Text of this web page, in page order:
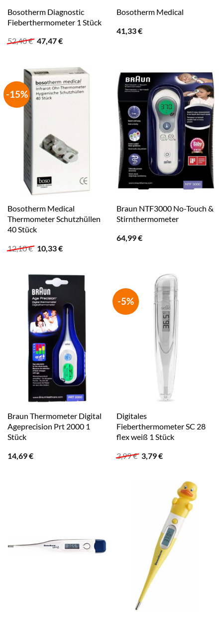
Bosotherm Diagnostic
Fieberthermometer 1 Stück
52,40€ Ursprünglicher
47,47€Aktueller
Bosotherm Medical
41,33€
-15%
Bosotherm Medical
Thermometer Schutzhüllen
40 Stück
12,10€ Ursprünglicher
Preis
10,33€Aktueller
Braun NTF3000 No-Touch &
Stirnthermometer
64,99€
Braun Thermometer Digital
Ageprecision Prt 2000 1
Stück
14,69€
-5%
Digitales
Fieberthermometer SC 28
flex weiß 1 Stück
3,99€ Ursprünglicher
Preis
3,79€Aktueller